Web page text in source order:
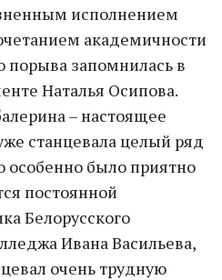
исполнением
академичности
запомнилась в
Наталья Осипова.
– настоящее
станцевала целый ряд
особенно было приятно
постоянной
Белорусского
Ивана Васильева,
очень трудную